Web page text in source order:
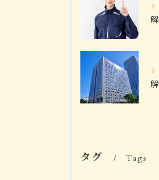
タグ Tags